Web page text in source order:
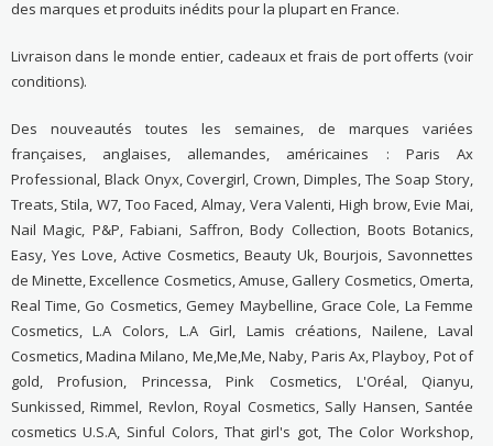
des marques et produits inédits pour la plupart en France.
Livraison dans le monde entier, cadeaux et frais de port offerts (voir
conditions).
Des nouveautés toutes les semaines, de marques variées
françaises, anglaises, allemandes, américaines : Paris Ax
Professional, Black Onyx, Covergirl, Crown, Dimples, The Soap Story,
Treats, Stila, W7, Too Faced, Almay, Vera Valenti, High brow, Evie Mai,
Nail Magic, P&P, Fabiani, Saffron, Body Collection, Boots Botanics,
Easy, Yes Love, Active Cosmetics, Beauty Uk, Bourjois, Savonnettes
de Minette, Excellence Cosmetics, Amuse, Gallery Cosmetics, Omerta,
Real Time, Go Cosmetics, Gemey Maybelline, Grace Cole, La Femme
Cosmetics, L.A Colors, L.A Girl, Lamis créations, Nailene, Laval
Cosmetics, Madina Milano, Me,Me,Me, Naby, Paris Ax, Playboy, Pot of
gold, Profusion, Princessa, Pink Cosmetics, L'Oréal, Qianyu,
Sunkissed, Rimmel, Revlon, Royal Cosmetics, Sally Hansen, Santée
cosmetics U.S.A, Sinful Colors, That girl's got, The Color Workshop,